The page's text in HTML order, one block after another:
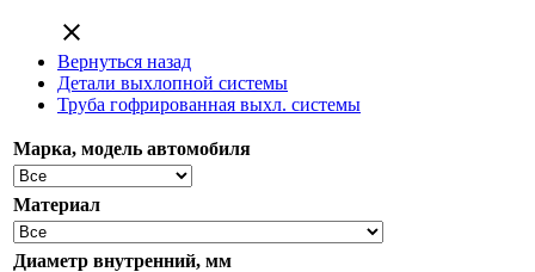
close
Вернуться назад
Детали выхлопной системы
Труба гофрированная выхл. системы
Марка, модель автомобиля
Материал
Диаметр внутренний, мм